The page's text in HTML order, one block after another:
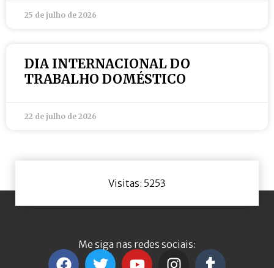
25 de julho de 2026
DIA INTERNACIONAL DO
TRABALHO DOMÉSTICO
22 de julho de 2026
Visitas: 5253
Me siga nas redes sociais: